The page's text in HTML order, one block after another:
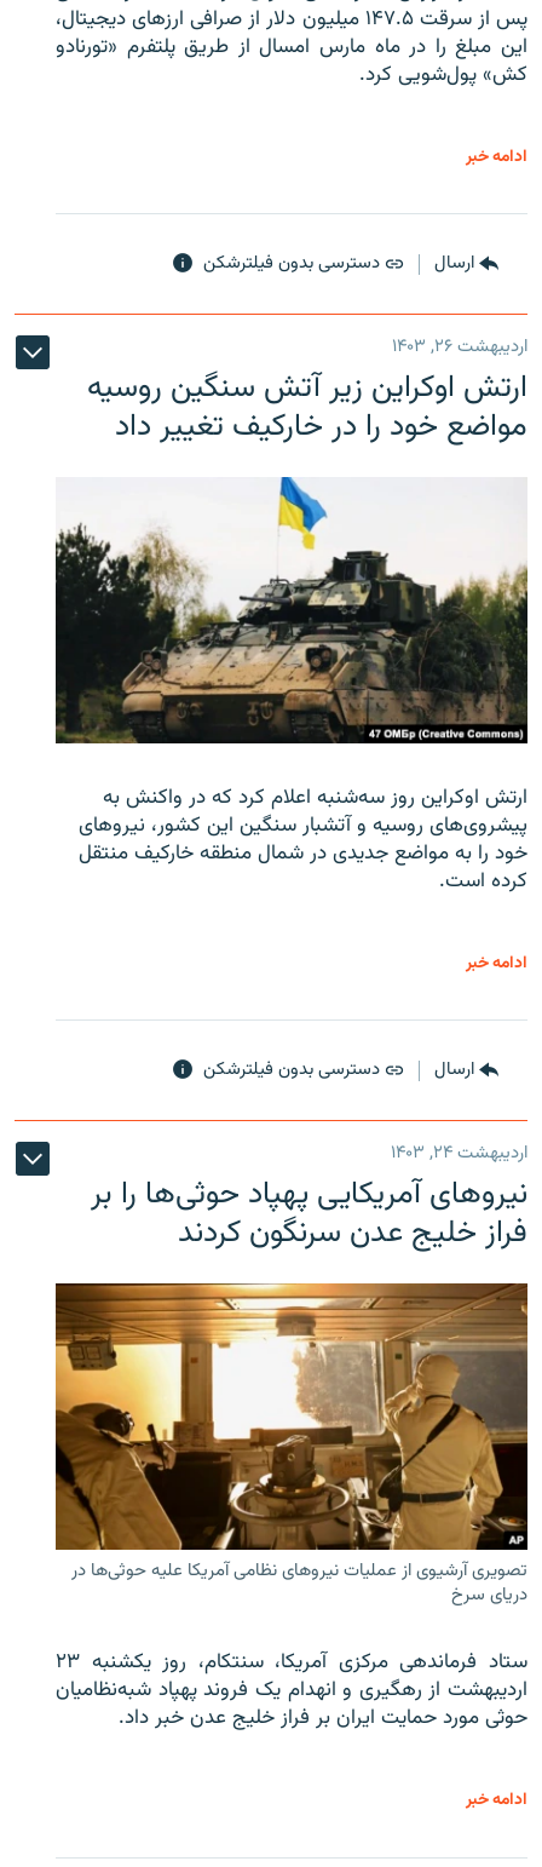
پس از سرقت ۱۴۷.۵ میلیون دلار از صرافی ارزهای دیجیتال،
این مبلغ را در ماه مارس امسال از طریق پلتفرم «تورنادو
کش» پول‌شویی کرد.
ادامه خبر
ارسال دسترسی بدون فیلترشکن
اردیبهشت ۲۶, ۱۴۰۳
ارتش اوکراین زیر آتش سنگین روسیه
مواضع خود را در خارکیف تغییر داد
ارتش اوکراین روز سه‌شنبه اعلام کرد که در واکنش به
پیشروی‌های روسیه و آتشبار سنگین این کشور، نیروهای
خود را به مواضع جدیدی در شمال منطقه خارکیف منتقل
کرده است.
ادامه خبر
ارسال دسترسی بدون فیلترشکن
اردیبهشت ۲۴, ۱۴۰۳
نیروهای آمریکایی پهپاد حوثی‌ها را بر
فراز خلیج عدن سرنگون کردند
تصویری آرشیوی از عملیات نیروهای نظامی آمریکا علیه حوثی‌ها در
دریای سرخ
ستاد فرماندهی مرکزی آمریکا، سنتکام، روز یکشنبه ۲۳
اردیبهشت از رهگیری و انهدام یک فروند پهپاد شبه‌نظامیان
حوثی‌ مورد حمایت ایران بر فراز خلیج عدن خبر داد.
ادامه خبر